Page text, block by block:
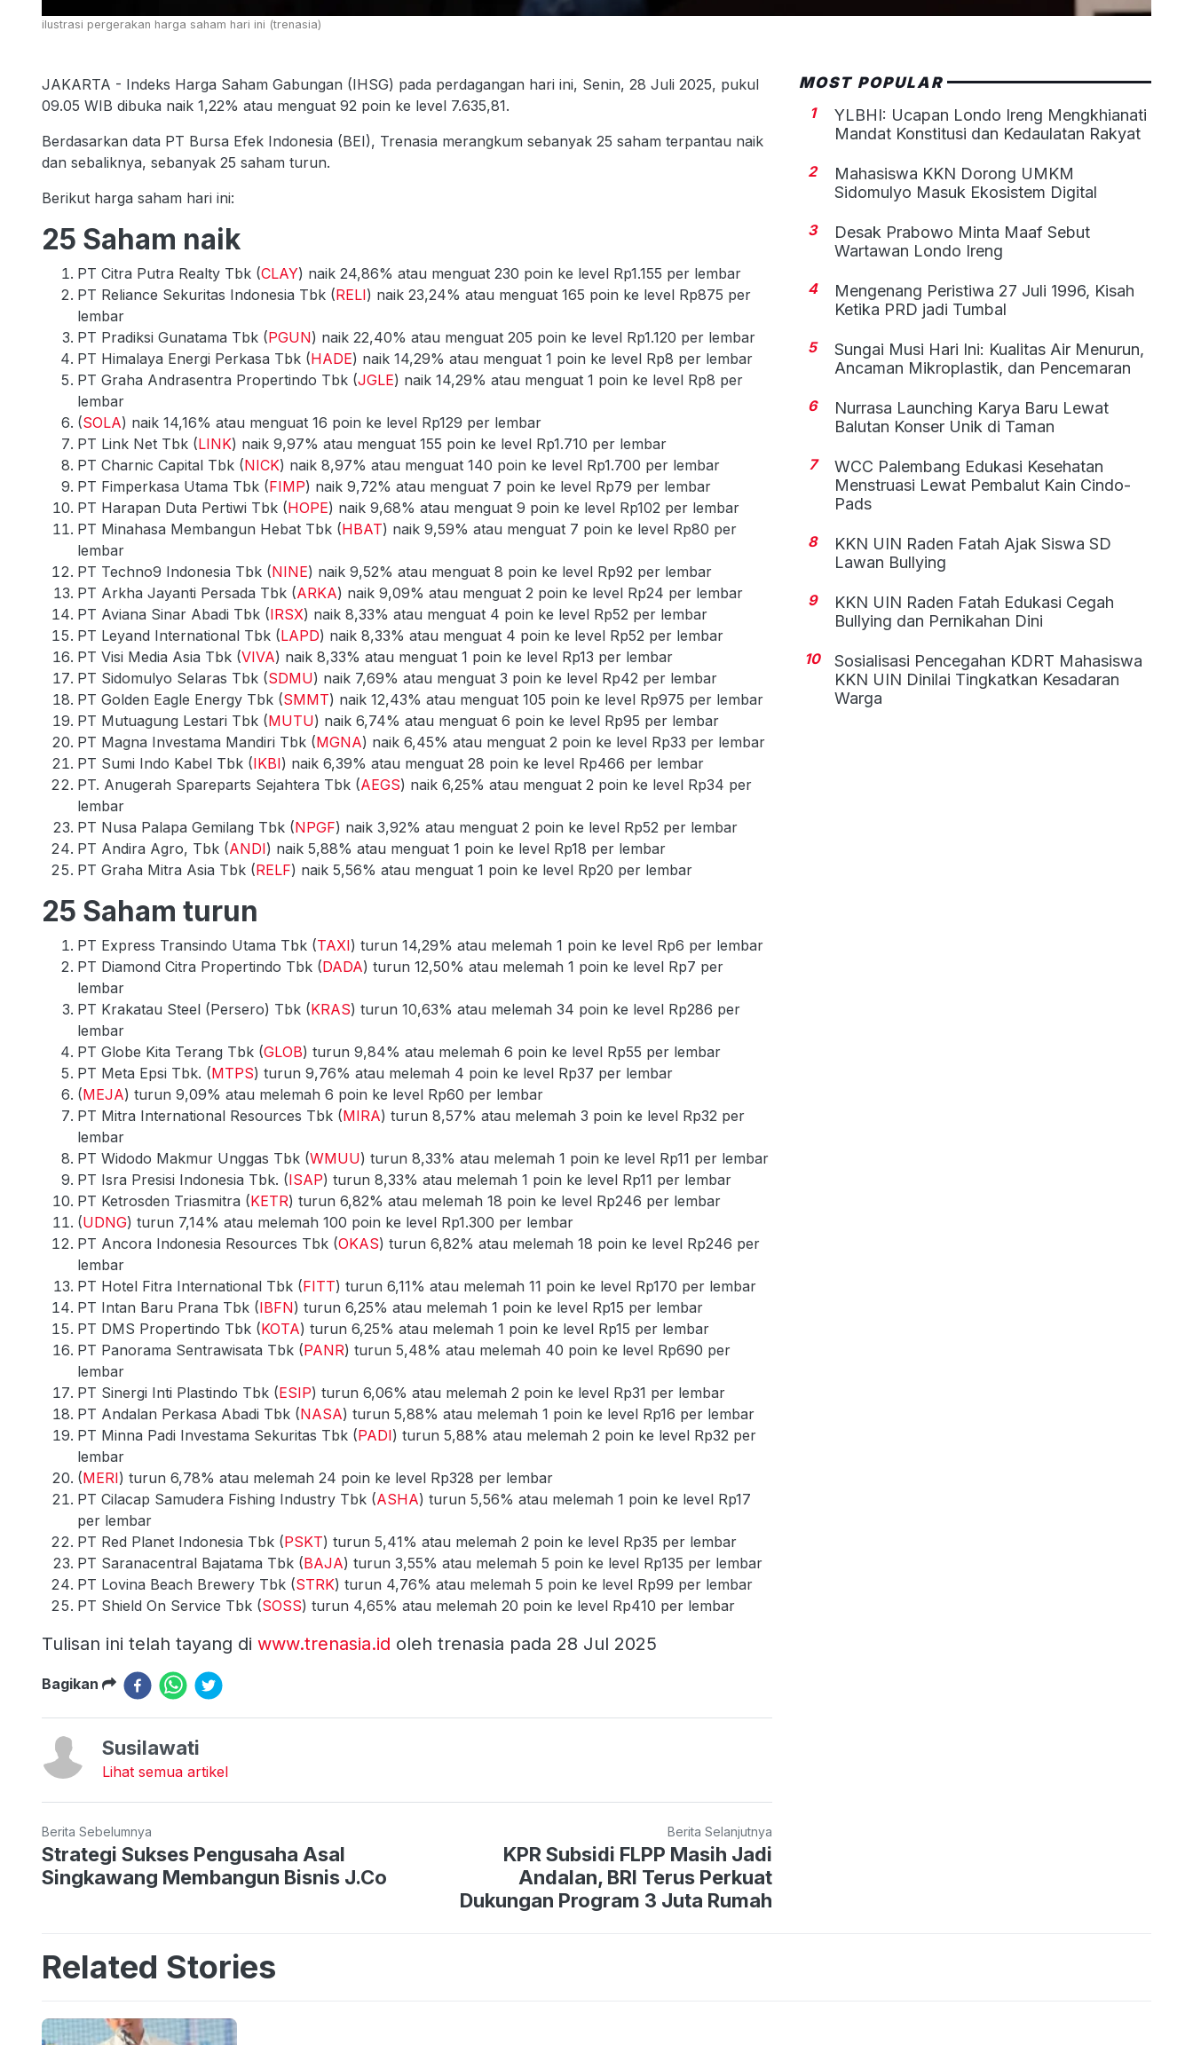
ilustrasi pergerakan harga saham hari ini (trenasia)
JAKARTA - Indeks Harga Saham Gabungan (IHSG) pada perdagangan hari ini, Senin, 28 Juli 2025, pukul
09.05 WIB dibuka naik 1,22% atau menguat 92 poin ke level 7.635,81.
Berdasarkan data PT Bursa Efek Indonesia (BEI), Trenasia merangkum sebanyak 25 saham terpantau naik
dan sebaliknya, sebanyak 25 saham turun.
Berikut harga saham hari ini:
25 Saham naik
PT Citra Putra Realty Tbk (CLAY) naik 24,86% atau menguat 230 poin ke level Rp1.155 per lembar
PT Reliance Sekuritas Indonesia Tbk (RELI) naik 23,24% atau menguat 165 poin ke level Rp875 per
lembar
PT Pradiksi Gunatama Tbk (PGUN) naik 22,40% atau menguat 205 poin ke level Rp1.120 per lembar
PT Himalaya Energi Perkasa Tbk (HADE) naik 14,29% atau menguat 1 poin ke level Rp8 per lembar
PT Graha Andrasentra Propertindo Tbk (JGLE) naik 14,29% atau menguat 1 poin ke level Rp8 per
lembar
(SOLA) naik 14,16% atau menguat 16 poin ke level Rp129 per lembar
PT Link Net Tbk (LINK) naik 9,97% atau menguat 155 poin ke level Rp1.710 per lembar
PT Charnic Capital Tbk (NICK) naik 8,97% atau menguat 140 poin ke level Rp1.700 per lembar
PT Fimperkasa Utama Tbk (FIMP) naik 9,72% atau menguat 7 poin ke level Rp79 per lembar
PT Harapan Duta Pertiwi Tbk (HOPE) naik 9,68% atau menguat 9 poin ke level Rp102 per lembar
PT Minahasa Membangun Hebat Tbk (HBAT) naik 9,59% atau menguat 7 poin ke level Rp80 per
lembar
PT Techno9 Indonesia Tbk (NINE) naik 9,52% atau menguat 8 poin ke level Rp92 per lembar
PT Arkha Jayanti Persada Tbk (ARKA) naik 9,09% atau menguat 2 poin ke level Rp24 per lembar
PT Aviana Sinar Abadi Tbk (IRSX) naik 8,33% atau menguat 4 poin ke level Rp52 per lembar
PT Leyand International Tbk (LAPD) naik 8,33% atau menguat 4 poin ke level Rp52 per lembar
PT Visi Media Asia Tbk (VIVA) naik 8,33% atau menguat 1 poin ke level Rp13 per lembar
PT Sidomulyo Selaras Tbk (SDMU) naik 7,69% atau menguat 3 poin ke level Rp42 per lembar
PT Golden Eagle Energy Tbk (SMMT) naik 12,43% atau menguat 105 poin ke level Rp975 per lembar
PT Mutuagung Lestari Tbk (MUTU) naik 6,74% atau menguat 6 poin ke level Rp95 per lembar
PT Magna Investama Mandiri Tbk (MGNA) naik 6,45% atau menguat 2 poin ke level Rp33 per lembar
PT Sumi Indo Kabel Tbk (IKBI) naik 6,39% atau menguat 28 poin ke level Rp466 per lembar
PT. Anugerah Spareparts Sejahtera Tbk (AEGS) naik 6,25% atau menguat 2 poin ke level Rp34 per
lembar
PT Nusa Palapa Gemilang Tbk (NPGF) naik 3,92% atau menguat 2 poin ke level Rp52 per lembar
PT Andira Agro, Tbk (ANDI) naik 5,88% atau menguat 1 poin ke level Rp18 per lembar
PT Graha Mitra Asia Tbk (RELF) naik 5,56% atau menguat 1 poin ke level Rp20 per lembar
25 Saham turun
PT Express Transindo Utama Tbk (TAXI) turun 14,29% atau melemah 1 poin ke level Rp6 per lembar
PT Diamond Citra Propertindo Tbk (DADA) turun 12,50% atau melemah 1 poin ke level Rp7 per
lembar
PT Krakatau Steel (Persero) Tbk (KRAS) turun 10,63% atau melemah 34 poin ke level Rp286 per
lembar
PT Globe Kita Terang Tbk (GLOB) turun 9,84% atau melemah 6 poin ke level Rp55 per lembar
PT Meta Epsi Tbk. (MTPS) turun 9,76% atau melemah 4 poin ke level Rp37 per lembar
(MEJA) turun 9,09% atau melemah 6 poin ke level Rp60 per lembar
PT Mitra International Resources Tbk (MIRA) turun 8,57% atau melemah 3 poin ke level Rp32 per
lembar
PT Widodo Makmur Unggas Tbk (WMUU) turun 8,33% atau melemah 1 poin ke level Rp11 per lembar
PT Isra Presisi Indonesia Tbk. (ISAP) turun 8,33% atau melemah 1 poin ke level Rp11 per lembar
PT Ketrosden Triasmitra (KETR) turun 6,82% atau melemah 18 poin ke level Rp246 per lembar
(UDNG) turun 7,14% atau melemah 100 poin ke level Rp1.300 per lembar
PT Ancora Indonesia Resources Tbk (OKAS) turun 6,82% atau melemah 18 poin ke level Rp246 per
lembar
PT Hotel Fitra International Tbk (FITT) turun 6,11% atau melemah 11 poin ke level Rp170 per lembar
PT Intan Baru Prana Tbk (IBFN) turun 6,25% atau melemah 1 poin ke level Rp15 per lembar
PT DMS Propertindo Tbk (KOTA) turun 6,25% atau melemah 1 poin ke level Rp15 per lembar
PT Panorama Sentrawisata Tbk (PANR) turun 5,48% atau melemah 40 poin ke level Rp690 per
lembar
PT Sinergi Inti Plastindo Tbk (ESIP) turun 6,06% atau melemah 2 poin ke level Rp31 per lembar
PT Andalan Perkasa Abadi Tbk (NASA) turun 5,88% atau melemah 1 poin ke level Rp16 per lembar
PT Minna Padi Investama Sekuritas Tbk (PADI) turun 5,88% atau melemah 2 poin ke level Rp32 per
lembar
(MERI) turun 6,78% atau melemah 24 poin ke level Rp328 per lembar
PT Cilacap Samudera Fishing Industry Tbk (ASHA) turun 5,56% atau melemah 1 poin ke level Rp17
per lembar
PT Red Planet Indonesia Tbk (PSKT) turun 5,41% atau melemah 2 poin ke level Rp35 per lembar
PT Saranacentral Bajatama Tbk (BAJA) turun 3,55% atau melemah 5 poin ke level Rp135 per lembar
PT Lovina Beach Brewery Tbk (STRK) turun 4,76% atau melemah 5 poin ke level Rp99 per lembar
PT Shield On Service Tbk (SOSS) turun 4,65% atau melemah 20 poin ke level Rp410 per lembar
Tulisan ini telah tayang di www.trenasia.id oleh trenasia pada 28 Jul 2025
Bagikan
Susilawati
Lihat semua artikel
Berita Sebelumnya
Strategi Sukses Pengusaha Asal
Singkawang Membangun Bisnis J.Co
Berita Selanjutnya
KPR Subsidi FLPP Masih Jadi
Andalan, BRI Terus Perkuat
Dukungan Program 3 Juta Rumah
MOST POPULAR
1
YLBHI: Ucapan Londo Ireng Mengkhianati
Mandat Konstitusi dan Kedaulatan Rakyat
2
Mahasiswa KKN Dorong UMKM
Sidomulyo Masuk Ekosistem Digital
3
Desak Prabowo Minta Maaf Sebut
Wartawan Londo Ireng
4
Mengenang Peristiwa 27 Juli 1996, Kisah
Ketika PRD jadi Tumbal
5
Sungai Musi Hari Ini: Kualitas Air Menurun,
Ancaman Mikroplastik, dan Pencemaran
6
Nurrasa Launching Karya Baru Lewat
Balutan Konser Unik di Taman
7
WCC Palembang Edukasi Kesehatan
Menstruasi Lewat Pembalut Kain Cindo-
Pads
8
KKN UIN Raden Fatah Ajak Siswa SD
Lawan Bullying
9
KKN UIN Raden Fatah Edukasi Cegah
Bullying dan Pernikahan Dini
10
Sosialisasi Pencegahan KDRT Mahasiswa
KKN UIN Dinilai Tingkatkan Kesadaran
Warga
Related Stories